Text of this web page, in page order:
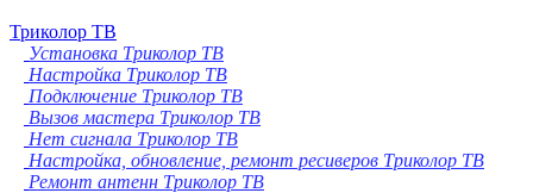
Триколор ТВ
Установка Триколор ТВ
Настройка Триколор ТВ
Подключение Триколор ТВ
Вызов мастера Триколор ТВ
Нет сигнала Триколор ТВ
Настройка, обновление, ремонт ресиверов Триколор ТВ
Ремонт антенн Триколор ТВ